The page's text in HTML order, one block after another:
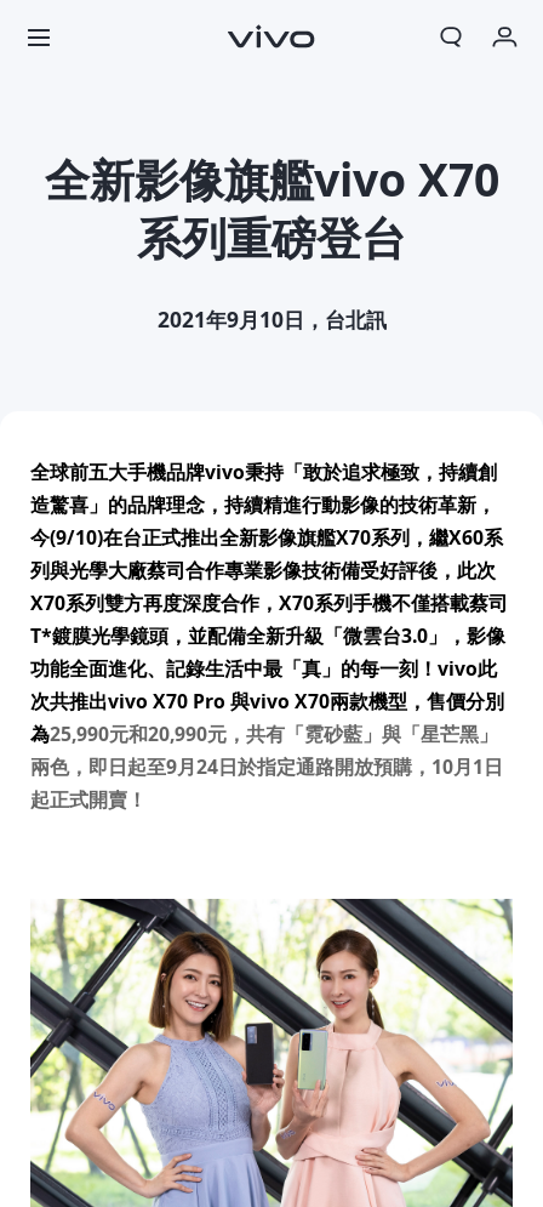
Select Location
購物車
登入/註冊
全新影像旗艦vivo X70
系列重磅登台
2021年9月10日，台北訊
全球前五大手機品牌vivo秉持「敢於追求極致，持續創
造驚喜」的品牌理念，持續精進行動影像的技術革新，
今(9/10)在台正式推出全新影像旗艦X70系列，繼X60系
列與光學大廠蔡司合作專業影像技術備受好評後，此次
X70系列雙方再度深度合作， X70系列手機不僅搭載蔡司
T*鍍膜光學鏡頭，並配備全新升級「微雲台3.0」，影像
功能全面進化、記錄生活中最「真」的每一刻！ vivo此
次共推出vivo X70 Pro 與vivo X70兩款機型，售價分別
為25,990元和20,990元，共有「霓砂藍」與「星芒黑」
兩色，即日起至9月24日於指定通路開放預購， 10月1日
起正式開賣！